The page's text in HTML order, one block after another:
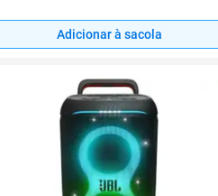
Adicionar à sacola